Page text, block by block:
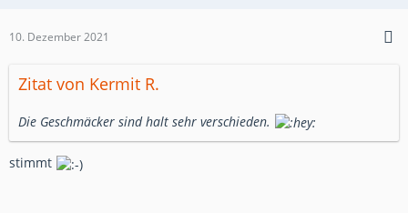
10. Dezember 2021
Zitat von Kermit R.
Die Geschmäcker sind halt sehr verschieden.
stimmt